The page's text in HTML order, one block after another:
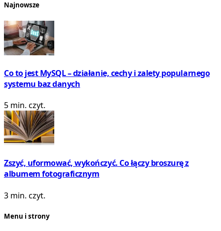
Najnowsze
Co to jest MySQL – działanie, cechy i zalety popularnego
systemu baz danych
5 min. czyt.
Zszyć, uformować, wykończyć. Co łączy broszurę z
albumem fotograficznym
3 min. czyt.
Menu i strony